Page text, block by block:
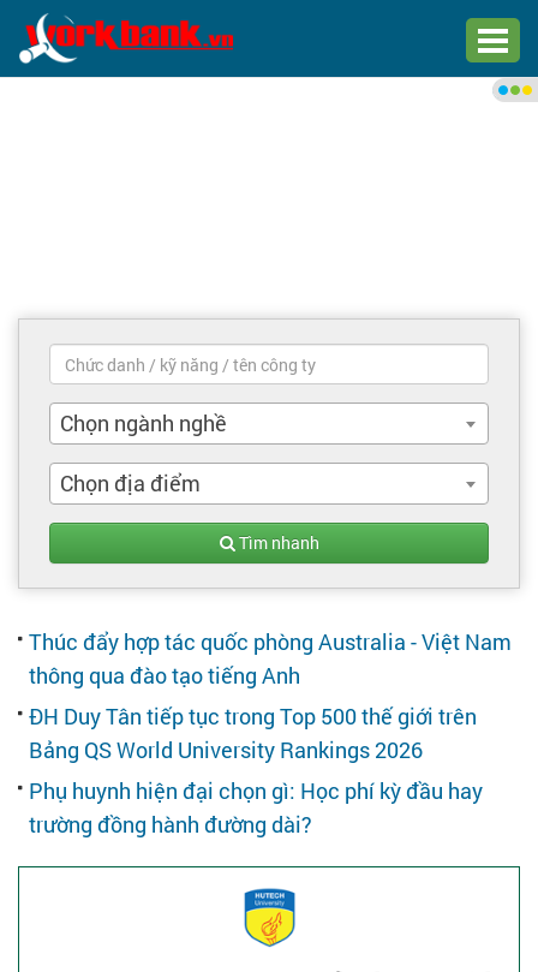
Trang chủ
Việc làm mới nhất
Tìm việc làm
Nhà tuyển dụng
Chọn ngành nghề
Chọn địa điểm
Tìm nhanh
Thúc đẩy hợp tác quốc phòng Australia - Việt Nam
thông qua đào tạo tiếng Anh
ĐH Duy Tân tiếp tục trong Top 500 thế giới trên
Bảng QS World University Rankings 2026
Phụ huynh hiện đại chọn gì: Học phí kỳ đầu hay
trường đồng hành đường dài?